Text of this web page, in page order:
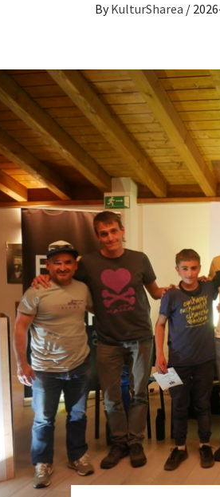
By KulturSharea /